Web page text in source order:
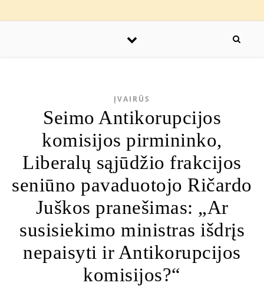
ĮVAIRŪS
Seimo Antikorupcijos
komisijos pirmininko,
Liberalų sąjūdžio frakcijos
seniūno pavaduotojo Ričardo
Juškos pranešimas: „Ar
susisiekimo ministras išdrįs
nepaisyti ir Antikorupcijos
komisijos?“